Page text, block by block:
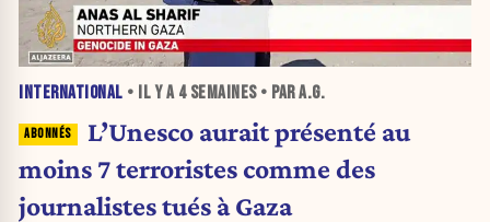
INTERNATIONAL • IL Y A 4 SEMAINES• PAR A.G.
L’Unesco aurait présenté au
moins 7 terroristes comme des
journalistes tués à Gaza